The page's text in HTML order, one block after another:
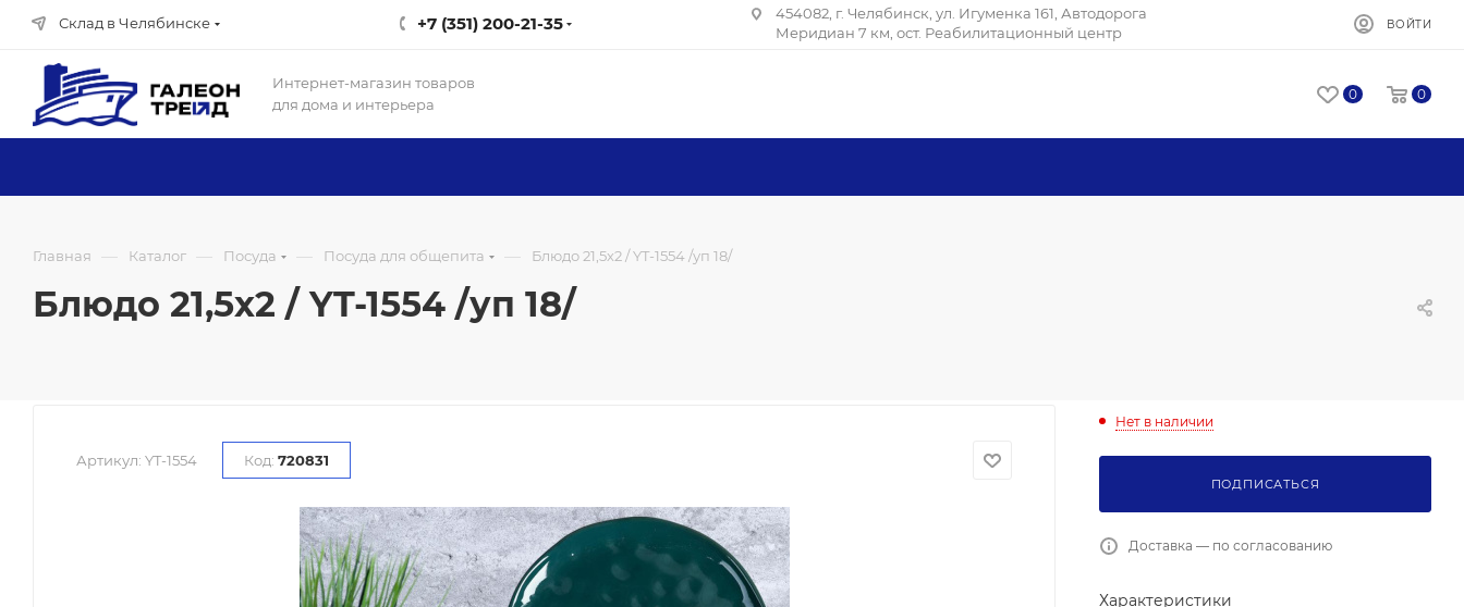
Склад в Челябинске +7 (351) 200-21-35
454082, г. Челябинск, ул. Игуменка 161, Автодорога
Меридиан 7 км, ост. Реабилитационный центр
ВОЙТИ
Интернет-магазин товаров
для дома и интерьера
0 0
Главная — Каталог — Посуда — Посуда для общепита — Блюдо 21,5х2 / YT-1554 /уп 18/
Блюдо 21,5х2 / YT-1554 /уп 18/
Артикул: YT-1554 Код: 720831
Нет в наличии
ПОДПИСАТЬСЯ
Доставка — по согласованию
Характеристики